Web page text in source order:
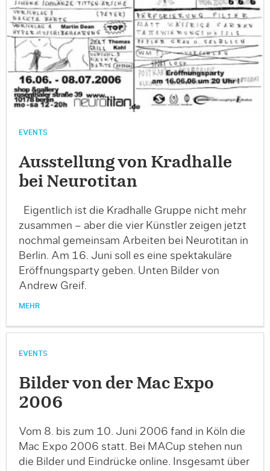
EVENTS
Ausstellung von Kradhalle
bei Neurotitan
Eigentlich ist die Kradhalle Gruppe nicht mehr
zusammen – aber die vier Künstler zeigen jetzt
nochmal gemeinsam Arbeiten bei Neurotitan in
Berlin. Am 16. Juni soll es eine spektakuläre
Eröffnungsparty geben. Unten Bilder von
Andrew Greif.
MEHR
EVENTS
Bilder von der Mac Expo
2006
Vom 8. bis zum 10. Juni 2006 fand in Köln die
Mac Expo 2006 statt. Bei MACup stehen nun
die Bilder und Eindrücke online. Insgesamt über